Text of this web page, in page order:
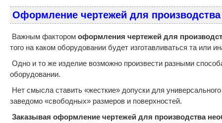
Оформление чертежей для производства
Важным фактором оформления чертежей для
того на каком оборудовании будет изготавливаться та или
Одно и то же изделие возможно произвести разными
оборудовании.
Нет смысла ставить «жесткие» допуски для
заведомо «свободных» размеров и поверхностей.
Заказывая оформление чертежей для производства